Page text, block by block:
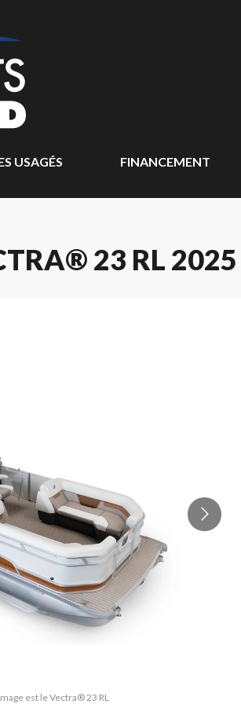
USAGÉS FINANCEMENT
23 RL 2025
est le Vectra® 23 RL